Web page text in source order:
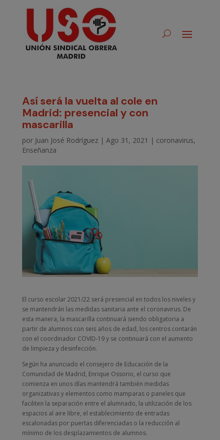
Así será la vuelta al cole en
Madrid: presencial y con
mascarilla
por Juan José Rodríguez| Ago 31, 2021 | coronavirus,
Enseñanza
El curso escolar 2021/22 será presencial en todos los niveles y
se mantendrán las medidas sanitaria ante el coronavirus. De
esta manera, la mascarilla continuará siendo obligatoria a
partir de alumnos con seis años de edad, los centros contarán
con el coordinador COVID-19 y se continuará con el aumento
de limpieza y desinfección.
Según ha anunciado el consejero de Educación de la
Comunidad de Madrid, Enrique Ossorio, el curso que
comienza en unos días mantendrá también medidas
organizativas y elementos como mamparas o paneles que
faciliten la separación entre el alumnado, la utilización de los
espacios al aire libre, el establecimiento de entradas
escalonadas por puertas diferenciadas o la reducción al
mínimo de los desplazamientos de alumnos.